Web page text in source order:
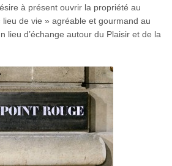
à présent ouvrir la propriété au
lieu de vie » agréable et gourmand au
lieu d’échange autour du Plaisir et de la